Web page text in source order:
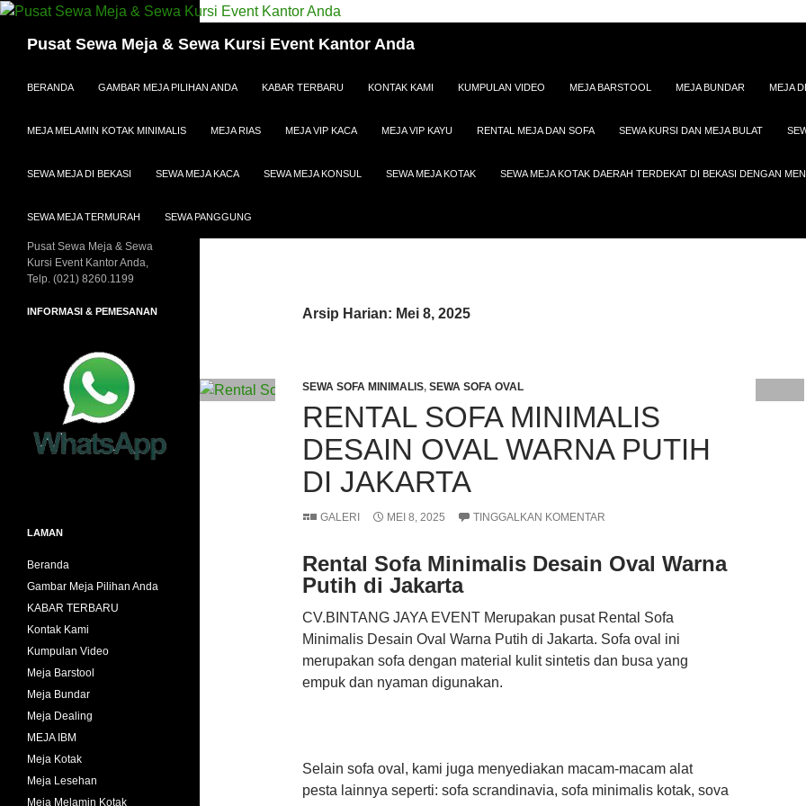
Pusat Sewa Meja & Sewa Kursi Event Kantor Anda
BERANDA
GAMBAR MEJA PILIHAN ANDA KABAR TERBARU KONTAK KAMI KUMPULAN VIDEO MEJA BARSTOOL MEJA BUNDAR MEJA
MEJA MELAMIN KOTAK MINIMALIS MEJA RIAS MEJA VIP KACA MEJA VIP KAYU RENTAL MEJA DAN SOFA SEWA KURSI DAN MEJA BULAT
SEWA MEJA DI BEKASI SEWA MEJA KACA SEWA MEJA KONSUL SEWA MEJA KOTAK SEWA MEJA KOTAK DAERAH TERDEKAT DI BEKASI DENGAN
SEWA MEJA TERMURAH SEWA PANGGUNG
Arsip Harian: Mei 8, 2025
SEWA SOFA MINIMALIS, SEWA SOFA OVAL
RENTAL SOFA MINIMALIS
DESAIN OVAL WARNA PUTIH
DI JAKARTA
GALERI MEI 8, 2025 TINGGALKAN KOMENTAR
Rental Sofa Minimalis Desain Oval Warna
Putih di Jakarta
CV.BINTANG JAYA EVENT Merupakan pusat Rental Sofa
Minimalis Desain Oval Warna Putih di Jakarta. Sofa oval ini
merupakan sofa dengan material kulit sintetis dan busa yang
empuk dan nyaman digunakan.
Selain sofa oval, kami juga menyediakan macam-macam alat
pesta lainnya seperti: sofa scrandinavia, sofa minimalis kotak, sova
Pusat Sewa Meja & Sewa
Kursi Event Kantor Anda,
Telp. (021) 8260.1199
INFORMASI & PEMESANAN
LAMAN
Beranda
Gambar Meja Pilihan Anda
KABAR TERBARU
Kontak Kami
Kumpulan Video
Meja Barstool
Meja Bundar
Meja Dealing
MEJA IBM
Meja Kotak
Meja Lesehan
Meja Melamin Kotak